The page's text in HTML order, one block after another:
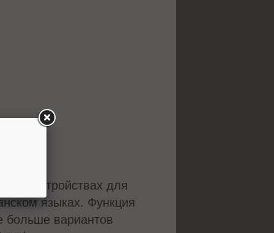
устройствах для
языках. Функция
больше вариантов